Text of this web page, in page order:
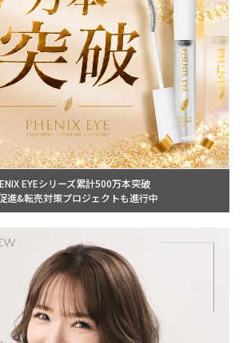
EYEシリーズ累計500万本突破
進&転売対策プロジェクトも進行中